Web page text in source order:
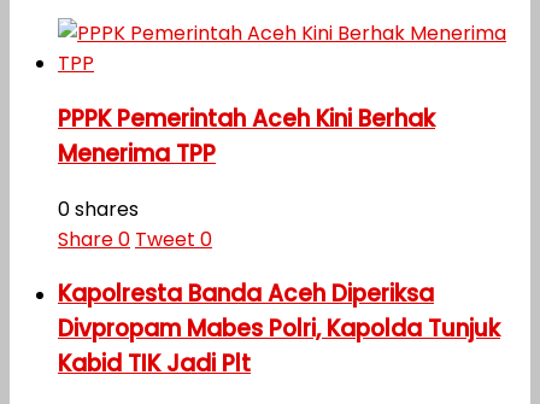
PPPK Pemerintah Aceh Kini Berhak
Menerima TPP
0 shares
Share0 Tweet 0
Kapolresta Banda Aceh Diperiksa
Divpropam Mabes Polri, Kapolda Tunjuk
Kabid TIK Jadi Plt